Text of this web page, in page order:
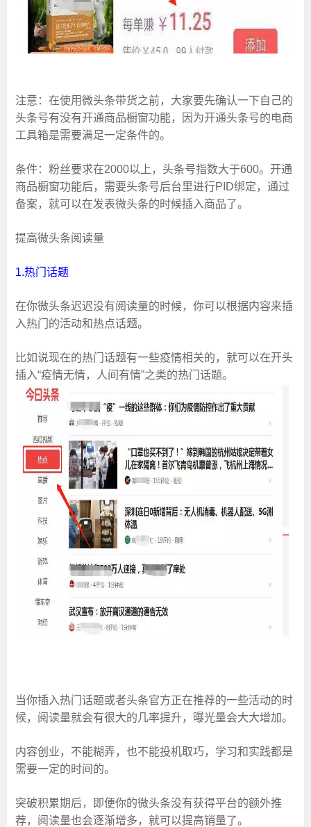
注意：在使用微头条带货之前，大家要先确认一下自己的
头条号有没有开通商品橱窗功能，因为开通头条号的电商
工具箱是需要满足一定条件的。
条件：粉丝要求在2000以上，头条号指数大于600。开通
商品橱窗功能后，需要头条号后台里进行PID绑定，通过
备案，就可以在发表微头条的时候插入商品了。
提高微头条阅读量
1.热门话题
在你微头条迟迟没有阅读量的时候，你可以根据内容来插
入热门的活动和热点话题。
比如说现在的热门话题有一些疫情相关的，就可以在开头
插入“疫情无情，人间有情”之类的热门话题。
当你插入热门话题或者头条官方正在推荐的一些活动的时
候，阅读量就会有很大的几率提升，曝光量会大大增加。
内容创业，不能糊弄，也不能投机取巧，学习和实践都是
需要一定的时间的。
突破积累期后，即便你的微头条没有获得平台的额外推
荐，阅读量也会逐渐增多，就可以提高销量了。